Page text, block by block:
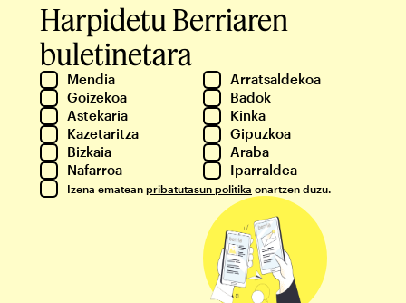
Harpidetu Berriaren
buletinetara
Mendia
Arratsaldekoa
Goizekoa
Badok
Astekaria
Kinka
Kazetaritza
Gipuzkoa
Bizkaia
Araba
Nafarroa
Iparraldea
Izena ematean pribatutasun politika onartzen duzu.